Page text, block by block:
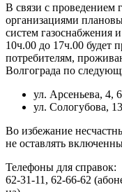
В связи с проведением
организациями
систем газоснабжения
10ч.00 до 17ч.00 будет
потребителям,
Волгограда по
ул. Арсеньева, 4,
ул. Сологубова,
Во избежание
не оставлять
Телефоны для справок:
62-31-11, 62-66-62